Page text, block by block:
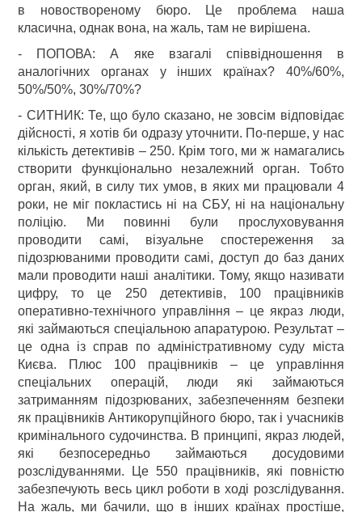
в новоствореному бюро. Це проблема наша
класична, однак вона, на жаль, там не вирішена.
- ПОПОВА: А яке взагалі співвідношення в
аналогічних органах у інших країнах? 40%/60%,
50%/50%, 30%/70%?
- СИТНИК: Те, що було сказано, не зовсім відповідає
дійсності, я хотів би одразу уточнити. По-перше, у нас
кількість детективів – 250. Крім того, ми ж намагались
створити функціонально незалежний орган. Тобто
орган, який, в силу тих умов, в яких ми працювали 4
роки, не міг покластись ні на СБУ, ні на національну
поліцію. Ми повинні були прослуховування
проводити самі, візуальне спостереження за
підозрюваними проводити самі, доступ до баз даних
мали проводити наші аналітики. Тому, якщо називати
цифру, то це 250 детективів, 100 працівників
оперативно-технічного управління – це якраз люди,
які займаються спеціальною апаратурою. Результат –
це одна із справ по адміністративному суду міста
Києва. Плюс 100 працівників – це управління
спеціальних операцій, люди які займаються
затриманням підозрюваних, забезпеченням безпеки
як працівників Антикорупційного бюро, так і учасників
кримінального судочинства. В принципі, якраз людей,
які безпосередньо займаються досудовими
розслідуваннями. Це 550 працівників, які повністю
забезпечують весь цикл роботи в ході розслідування.
На жаль, ми бачили, що в інших країнах простіше,